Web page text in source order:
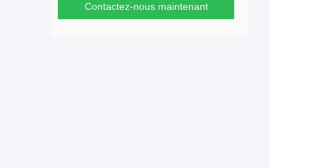
Contactez-nous maintenant